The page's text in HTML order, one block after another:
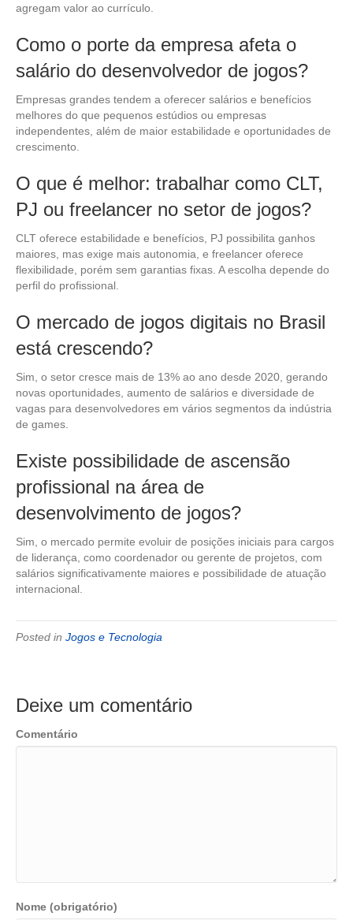
agregam valor ao currículo.
Como o porte da empresa afeta o
salário do desenvolvedor de jogos?
Empresas grandes tendem a oferecer salários e benefícios
melhores do que pequenos estúdios ou empresas
independentes, além de maior estabilidade e oportunidades de
crescimento.
O que é melhor: trabalhar como CLT,
PJ ou freelancer no setor de jogos?
CLT oferece estabilidade e benefícios, PJ possibilita ganhos
maiores, mas exige mais autonomia, e freelancer oferece
flexibilidade, porém sem garantias fixas. A escolha depende do
perfil do profissional.
O mercado de jogos digitais no Brasil
está crescendo?
Sim, o setor cresce mais de 13% ao ano desde 2020, gerando
novas oportunidades, aumento de salários e diversidade de
vagas para desenvolvedores em vários segmentos da indústria
de games.
Existe possibilidade de ascensão
profissional na área de
desenvolvimento de jogos?
Sim, o mercado permite evoluir de posições iniciais para cargos
de liderança, como coordenador ou gerente de projetos, com
salários significativamente maiores e possibilidade de atuação
internacional.
Posted in Jogos e Tecnologia
Deixe um comentário
Comentário
Nome (obrigatório)